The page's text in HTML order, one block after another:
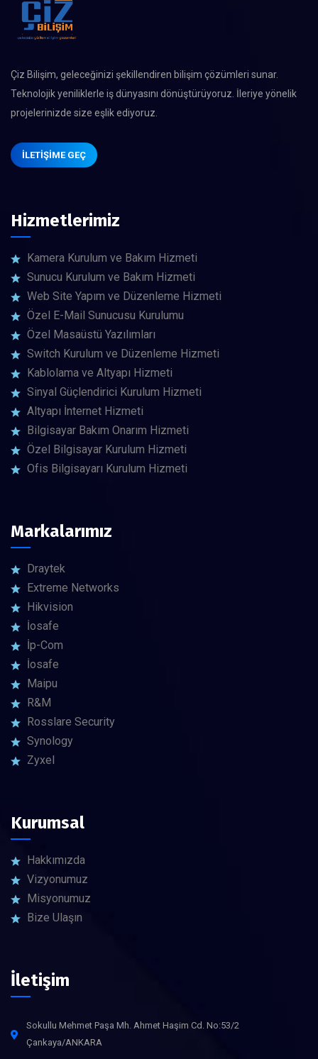
Çiz Bilişim, geleceğinizi şekillendiren bilişim çözümleri sunar.
Teknolojik yeniliklerle iş dünyasını dönüştürüyoruz. İleriye yönelik
projelerinizde size eşlik ediyoruz.
İLETIŞIME GEÇ
Hizmetlerimiz
Kamera Kurulum ve Bakım Hizmeti
Sunucu Kurulum ve Bakım Hizmeti
Web Site Yapım ve Düzenleme Hizmeti
Özel E-Mail Sunucusu Kurulumu
Özel Masaüstü Yazılımları
Switch Kurulum ve Düzenleme Hizmeti
Kablolama ve Altyapı Hizmeti
Sinyal Güçlendirici Kurulum Hizmeti
Altyapı İnternet Hizmeti
Bilgisayar Bakım Onarım Hizmeti
Özel Bilgisayar Kurulum Hizmeti
Ofis Bilgisayarı Kurulum Hizmeti
Markalarımız
Draytek
Extreme Networks
Hikvision
İosafe
İp-Com
İosafe
Maipu
R&M
Rosslare Security
Synology
Zyxel
Kurumsal
Hakkımızda
Vizyonumuz
Misyonumuz
Bize Ulaşın
İletişim
Sokullu Mehmet Paşa Mh. Ahmet Haşim Cd. No:53/2
Çankaya/ANKARA